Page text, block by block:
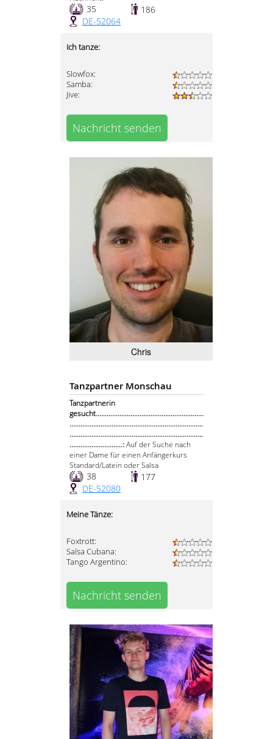
35
186
DE-52064
Ich tanze:
Slowfox:
Samba:
Jive:
Nachricht senden
Chris
Tanzpartner Monschau
Tanzpartnerin
gesucht...........................................................
.........................................................................
.........................................................................
.............................:Auf der Suche nach
einer Dame für einen Anfängerkurs
Standard/Latein oder Salsa
38
177
DE-52080
Meine Tänze:
Foxtrott:
Salsa Cubana:
Tango Argentino:
Nachricht senden